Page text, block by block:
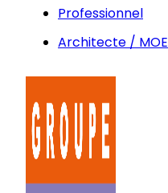
Professionnel
Architecte / MOE